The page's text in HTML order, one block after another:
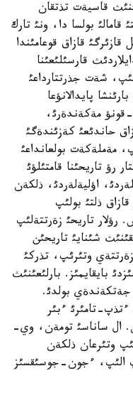
قاسيةت تذتقان
قامالئ بولسا دا، ونئ تارك
قازاق قوعامئندا
قارسئلئعئنا
شةت جذرتتارداعئ
پايدالانؤعا
مةكةندةرئ،
حاندئعئ كةزئندةگئ
مةملةكةت بولعانداعئ
رؤ تاريحئنا قامتئلؤئ
اؤليةلةردئ، ذلكةن
ذلتئ بولئپ
رؤلار تاريحئ زةرتتةلئپ
شئنايئ تاريحئن
وتئرئپ، تذركئ
بايقايمئز. بارلئعئنئث
جةتكةندةي بولدئ.
تامئرئ ءبئر
ال ساناسئ تومةن، وي-
وتئرعان ذلكةن
الئپ، ءجون-جوسئقسئز